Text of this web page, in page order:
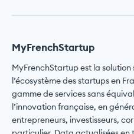
MyFrenchStartup
MyFrenchStartup est la
l’écosystème des startups en
gamme de services sans
l’innovation française, en
entrepreneurs, investisseurs,